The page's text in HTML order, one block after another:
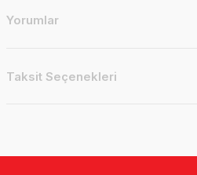
Yorumlar
Taksit Seçenekleri